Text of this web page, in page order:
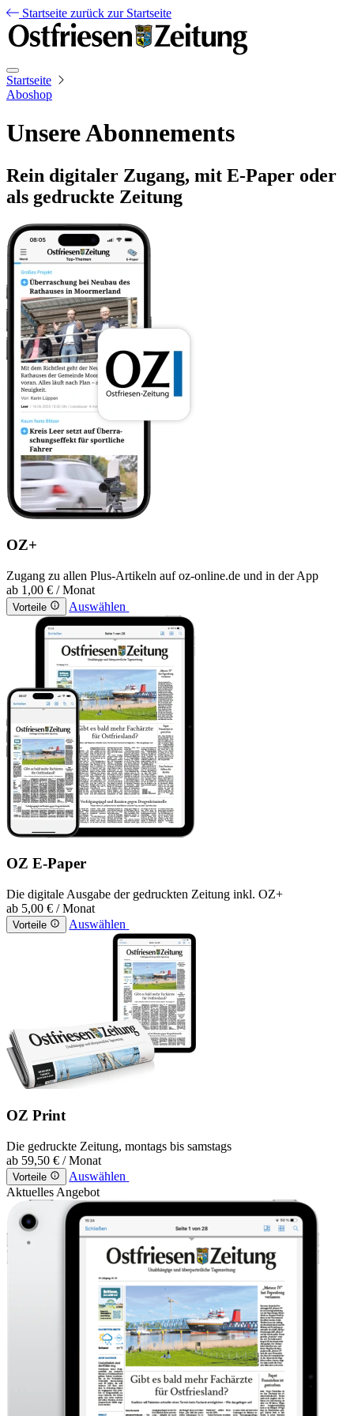
Startseite zurück zur Startseite
Startseite
Aboshop
Unsere Abonnements
Rein digitaler Zugang, mit E-Paper oder
als gedruckte Zeitung
OZ+
Zugang zu allen Plus-Artikeln auf oz-online.de und in der App
ab 1,00 € / Monat
Vorteile Auswählen
OZ E-Paper
Die digitale Ausgabe der gedruckten Zeitung inkl. OZ+
ab 5,00 € / Monat
Vorteile Auswählen
OZ Print
Die gedruckte Zeitung, montags bis samstags
ab 59,50 € / Monat
Vorteile
Auswählen
Aktuelles Angebot